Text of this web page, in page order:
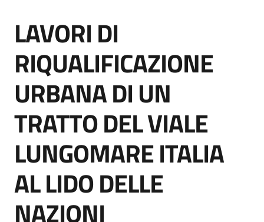
Bandi
e
di
acquisto
Supporto
Piattaforme
telematiche
Salta al contenuto
LAVORI DI
RIQUALIFICAZIONE
URBANA DI UN
TRATTO DEL VIALE
LUNGOMARE ITALIA
AL LIDO DELLE
NAZIONI